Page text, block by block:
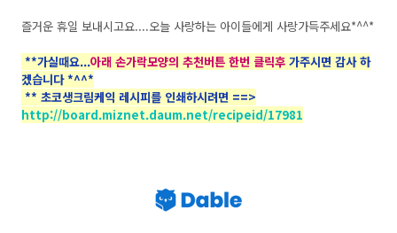
즐거운 휴일 보내시고요....오늘 사랑하는 아이들에게 사랑가득주세요*^^*
**가실때요...아래 손가락모양의 추천버튼 한번 클릭후 가주시면 감사 하
겠습니다 *^^*
** 초코생크림케익 레시피를 인쇄하시려면 ==>
http://board.miznet.daum.net/recipeid/17981